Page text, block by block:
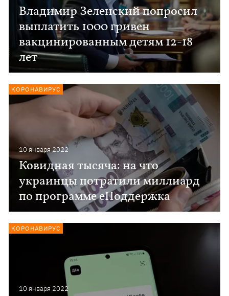
Владимир Зеленский попросил
выплатить 1000 гривен
вакцинированным детям 12-18
лет
10 января 2022
Ковидная тысяча: на что
украинцы потратили миллиард
по программе еПоддержка
КОРОНАВИРУС
10 января 2022
КОРОНАВИРУС